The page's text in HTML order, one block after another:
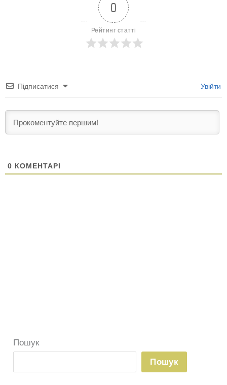
0
Рейтинг статті
Підписатися Увійти
0 КОМЕНТАРІ
Пошук
Пошук